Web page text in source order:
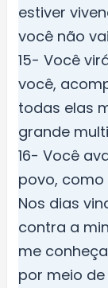
estiver
você não
15- Você
você,
todas elas
grande
16- Você
povo,
Nos dias
contra a
me
por meio